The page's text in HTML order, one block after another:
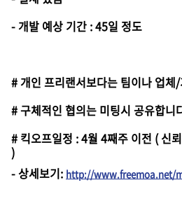
- 개발 예상 기간 : 45일 정도
# 개인 프리랜서보다는 팀이나 업체
# 구체적인 협의는 미팅시 공유합니
# 킥오프일정 : 4월 4째주 이전 ( 신
)
-상세보기: http://www.freemoa.net/